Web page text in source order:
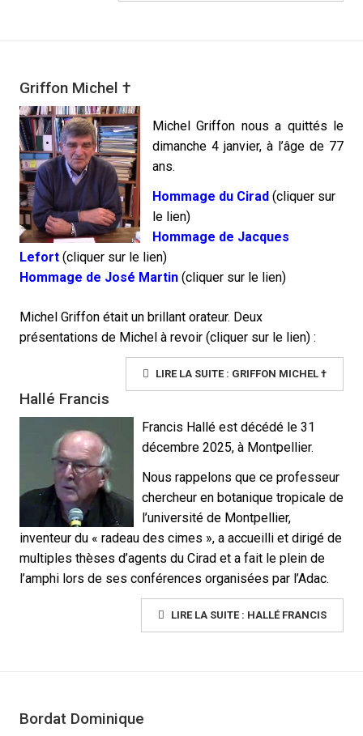
Griffon Michel †
Michel Griffon nous a quittés le
dimanche 4 janvier, à l’âge de 77
ans.
Hommage du Cirad (cliquer sur
le lien)
Hommage de Jacques
Lefort (cliquer sur le lien)
Hommage de José Martin (cliquer sur le lien)
Michel Griffon était un brillant orateur. Deux
présentations de Michel à revoir (cliquer sur le lien) :
LIRE LA SUITE : GRIFFON MICHEL †
Hallé Francis
Francis Hallé est décédé le 31
décembre 2025, à Montpellier.
Nous rappelons que ce professeur
chercheur en botanique tropicale de
l’université de Montpellier,
inventeur du « radeau des cimes », a accueilli et dirigé de
multiples thèses d’agents du Cirad et a fait le plein de
l’amphi lors de ses conférences organisées par l’Adac.
LIRE LA SUITE : HALLÉ FRANCIS
Bordat Dominique